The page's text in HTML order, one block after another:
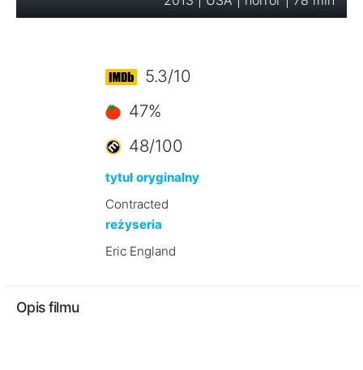
5.3/10
47%
48/100
tytuł oryginalny
Contracted
reżyseria
Eric England
Opis filmu